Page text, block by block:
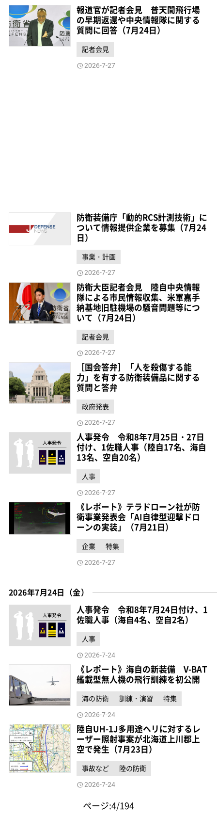
報道官が記者会見 普天間飛行場
の早期返還や中央情報隊に関する
質問に回答（7月24日）
記者会見
2026-7-27
防衛装備庁「動的RCS計測技術」に
ついて情報提供企業を募集（7月24
日）
事業・計画
2026-7-27
防衛大臣記者会見 陸自中央情報
隊による市民情報収集、米軍嘉手
納基地旧駐機場の騒音問題等につ
いて（7月24日）
記者会見
2026-7-27
［国会答弁］「人を殺傷する能
力」を有する防衛装備品に関する
質問と答弁
政府発表
2026-7-27
人事発令 令和8年7月25日・27日
付け、1佐職人事（陸自17名、海自
13名、空自20名）
人事
2026-7-27
《レポート》テラドローン社が防
衛事業発表会「AI自律型迎撃ドロ
ーンの実装」（7月21日）
企業 特集
2026-7-27
2026年7月24日（金）
人事発令 令和8年7月24日付け、1
佐職人事（海自4名、空自2名）
人事
2026-7-24
《レポート》海自の新装備 V-BAT
艦載型無人機の飛行訓練を初公開
海の防衛 訓練・演習 特集
2026-7-24
陸自UH-1J多用途ヘリに対するレ
ーザー照射事案が北海道上川郡上
空で発生（7月23日）
事故など 陸の防衛
2026-7-24
ページ:4/194